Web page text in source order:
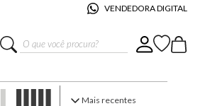
VENDEDORA DIGITAL
O que você procura?
mais recentes